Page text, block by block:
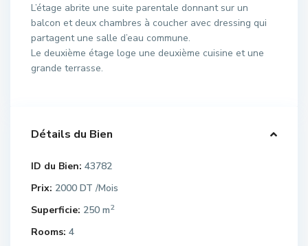
L’étage abrite une suite parentale donnant sur un
balcon et deux chambres à coucher avec dressing qui
partagent une salle d’eau commune.
Le deuxième étage loge une deuxième cuisine et une
grande terrasse.
Détails du Bien
ID du Bien: 43782
Prix: 2000 DT /Mois
Superficie: 250 m2
Rooms: 4